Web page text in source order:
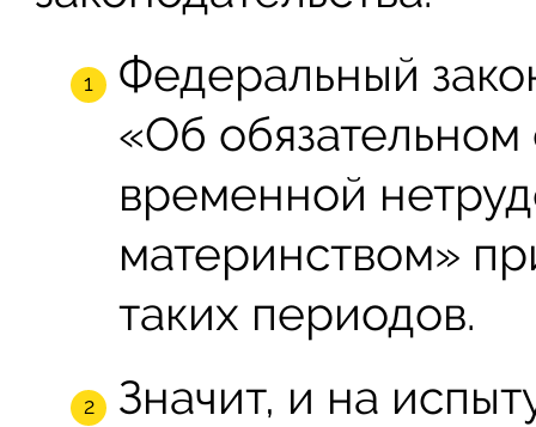
Федеральный
«Об
временной
материнством»
таких периодов.
Значит, и на